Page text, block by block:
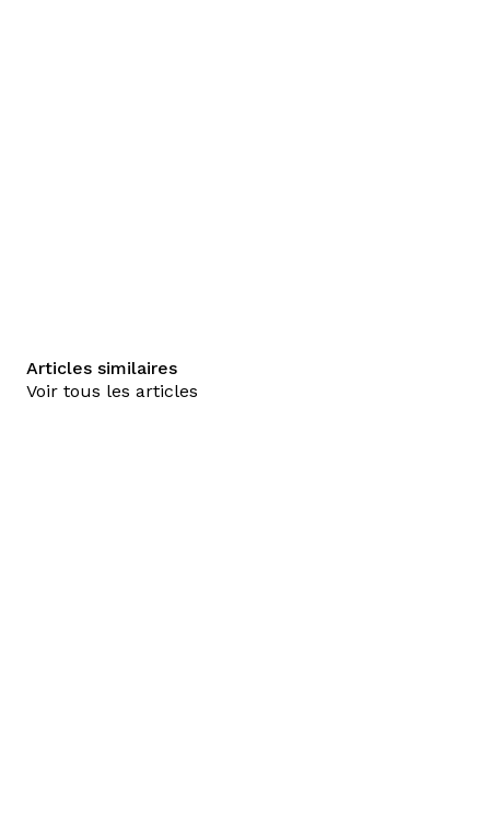
Articles similaires
Voir tous les articles